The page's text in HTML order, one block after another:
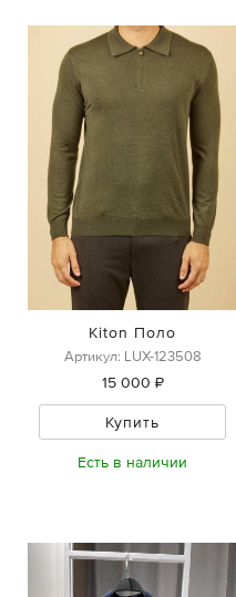
Kiton Поло
Артикул: LUX-123508
15 000 ₽
Купить
Есть в наличии